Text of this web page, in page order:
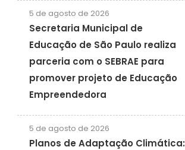
5 de agosto de 2026
Secretaria Municipal de
Educação de São Paulo realiza
parceria com o SEBRAE para
promover projeto de Educação
Empreendedora
5 de agosto de 2026
Planos de Adaptação Climática: